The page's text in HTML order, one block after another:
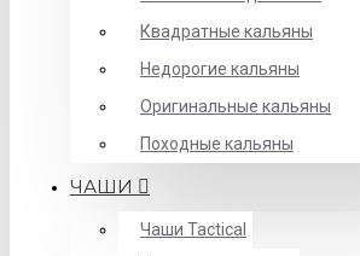
Квадратные кальяны
Недорогие кальяны
Оригинальные кальяны
Походные кальяны
ЧАШИ
Чаши Tactical